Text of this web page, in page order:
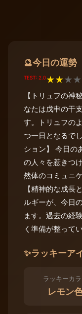
🔮今日の運勢
TEST: 2.0★★★★
【トリュフの神
なたは戊申の干
す。トリュフの
つ一日となるで
ション】 今日の
の人々を惹きつ
然体のコミュニ
【精神的な成長
ルギーが、今日
ます。過去の経
く準備が整って
✨ラッキーア
ラッキーカ
レモン